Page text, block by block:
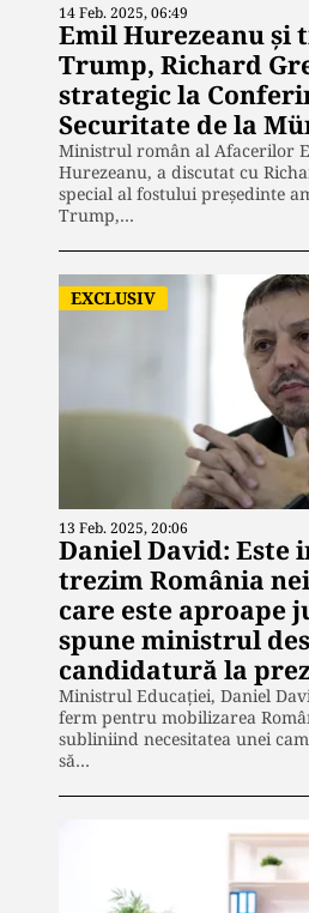
14 Feb. 2025, 06:49
Emil Hurezeanu și
Trump, Richard
strategic la
Securitate de la
Ministrul român al Afacerilor
Hurezeanu, a discutat cu
special al fostului președinte
Trump,…
EXCLUSIV
13 Feb. 2025, 20:06
Daniel David: Este
trezim România
care este aproape
spune ministrul
candidatură la
Ministrul Educației, Daniel
ferm pentru mobilizarea
subliniind necesitatea unei
să…